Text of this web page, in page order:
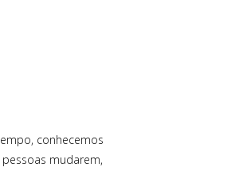
conhecemos
mudarem,